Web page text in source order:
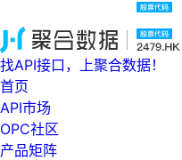
找API接口，上聚合数据！
首页
API市场
OPC社区
产品矩阵